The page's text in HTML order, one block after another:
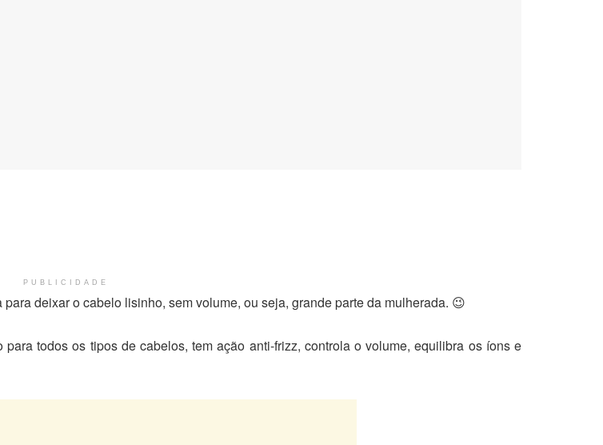
PUBLICIDADE
deixar o cabelo lisinho, sem volume, ou seja, grande parte da mulherada. 😉
para todos os tipos de cabelos, tem ação anti-frizz, controla o volume, equilibra os íons e